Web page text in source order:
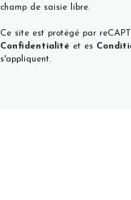
champ de saisie libre.
Ce site est protégé par
Confidentialitéet es
s'appliquent.